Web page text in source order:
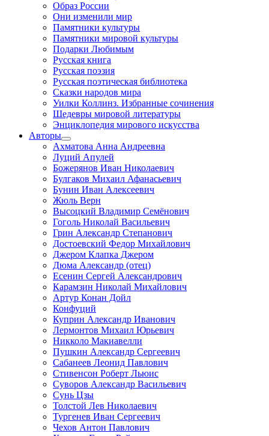
Образ России
Они изменили мир
Памятники культуры
Памятники мировой культуры
Подарки Любимым
Русская книга
Русская поэзия
Русская поэтическая библиотека
Сказки народов мира
Уилки Коллинз. Избранные сочинения
Шедевры мировой литературы
Энциклопедия мирового искусства
Авторы
Ахматова Анна Андреевна
Луций Апулей
Божерянов Иван Николаевич
Булгаков Михаил Афанасьевич
Бунин Иван Алексеевич
Жюль Верн
Высоцкий Владимир Семёнович
Гоголь Николай Васильевич
Грин Александр Степанович
Достоевский Федор Михайлович
Джером Клапка Джером
Дюма Александр (отец)
Есенин Сергей Александрович
Карамзин Николай Михайлович
Артур Конан Дойл
Конфуций
Куприн Александр Иванович
Лермонтов Михаил Юрьевич
Никколо Макиавелли
Пушкин Александр Сергеевич
Сабанеев Леонид Павлович
Стивенсон Роберт Льюис
Суворов Александр Васильевич
Сунь Цзы
Толстой Лев Николаевич
Тургенев Иван Сергеевич
Чехов Антон Павлович